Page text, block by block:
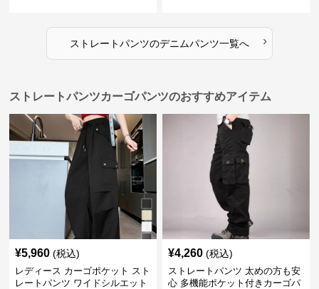
ストレートパンツのデニムパンツ一覧へ ›
ストレートパンツカーゴパンツのおすすめアイテム
¥5,960 (税込)
レディース カーゴポケット スト
レートパンツ ワイドシルエット
¥4,260 (税込)
ストレートパンツ 太めの方も安
心 多機能ポケット付きカーゴパ